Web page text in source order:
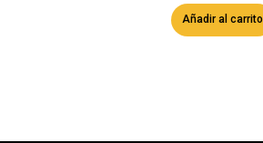
Añadir al carrito